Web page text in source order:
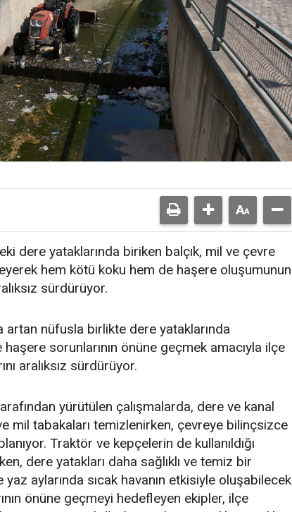
dere yataklarında biriken balçık, mil ve çevre
hem kötü koku hem de haşere oluşumunun
sürdürüyor.
artan nüfusla birlikte dere yataklarında
sorunlarının önüne geçmek amacıyla ilçe
aralıksız sürdürüyor.
yürütülen çalışmalarda, dere ve kanal
mil tabakaları temizlenirken, çevreye bilinçsizce
Traktör ve kepçelerin de kullanıldığı
dere yatakları daha sağlıklı ve temiz bir
aylarında sıcak havanın etkisiyle oluşabilecek
önüne geçmeyi hedefleyen ekipler, ilçe